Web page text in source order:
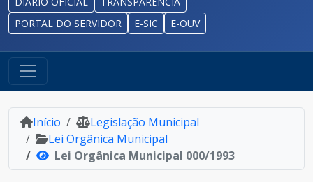
PORTAL DO SERVIDOR
E-SIC E-OUV
Início
Legislação Municipal
Lei Orgânica Municipal
Lei Orgânica Municipal 000/1993